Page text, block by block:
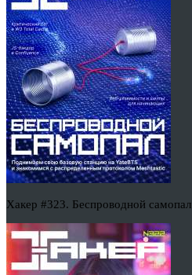
Хакер #323. Беспроводной самопал